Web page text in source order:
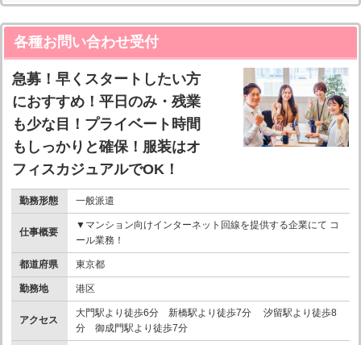
各種お問い合わせ受付
急募！早くスタートしたい方
におすすめ！平日のみ・残業
も少な目！プライベート時間
もしっかりと確保！服装はオ
フィスカジュアルでOK！
勤務形態 一般派遣
仕事概要
▼マンション向けインターネット回線を提供する企業にて コ
ール業務！
都道府県 東京都
勤務地 港区
アクセス
大門駅より徒歩6分 新橋駅より徒歩7分 汐留駅より徒歩8
分 御成門駅より徒歩7分